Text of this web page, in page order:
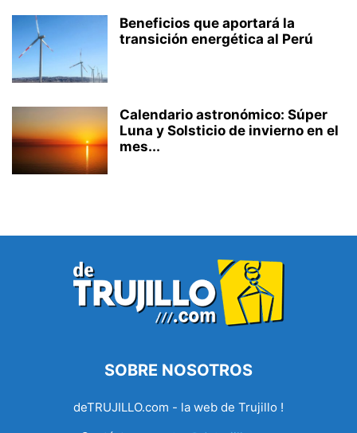
Beneficios que aportará la
transición energética al Perú
Calendario astronómico: Súper
Luna y Solsticio de invierno en el
mes...
SOBRE NOSOTROS
deTRUJILLO.com - la web de Trujillo !